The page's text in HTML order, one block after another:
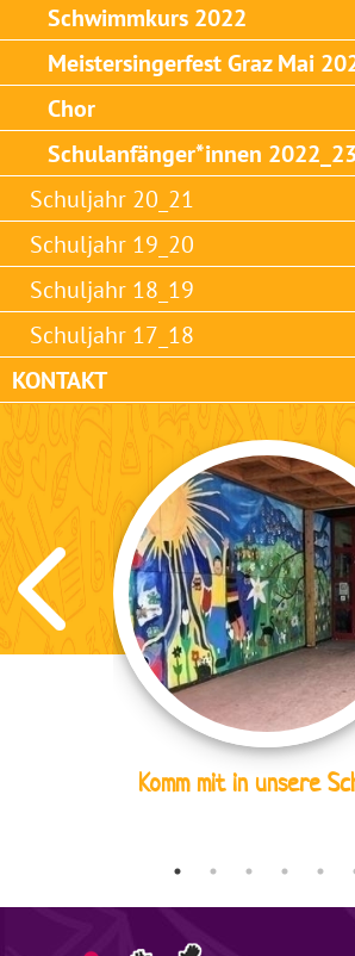
Schwimmkurs 2022
Meistersingerfest Graz Mai
Chor
Schulanfänger*innen 2022_23
Schuljahr 20_21
Schuljahr 19_20
Schuljahr 18_19
Schuljahr 17_18
KONTAKT
Komm mit in unsere